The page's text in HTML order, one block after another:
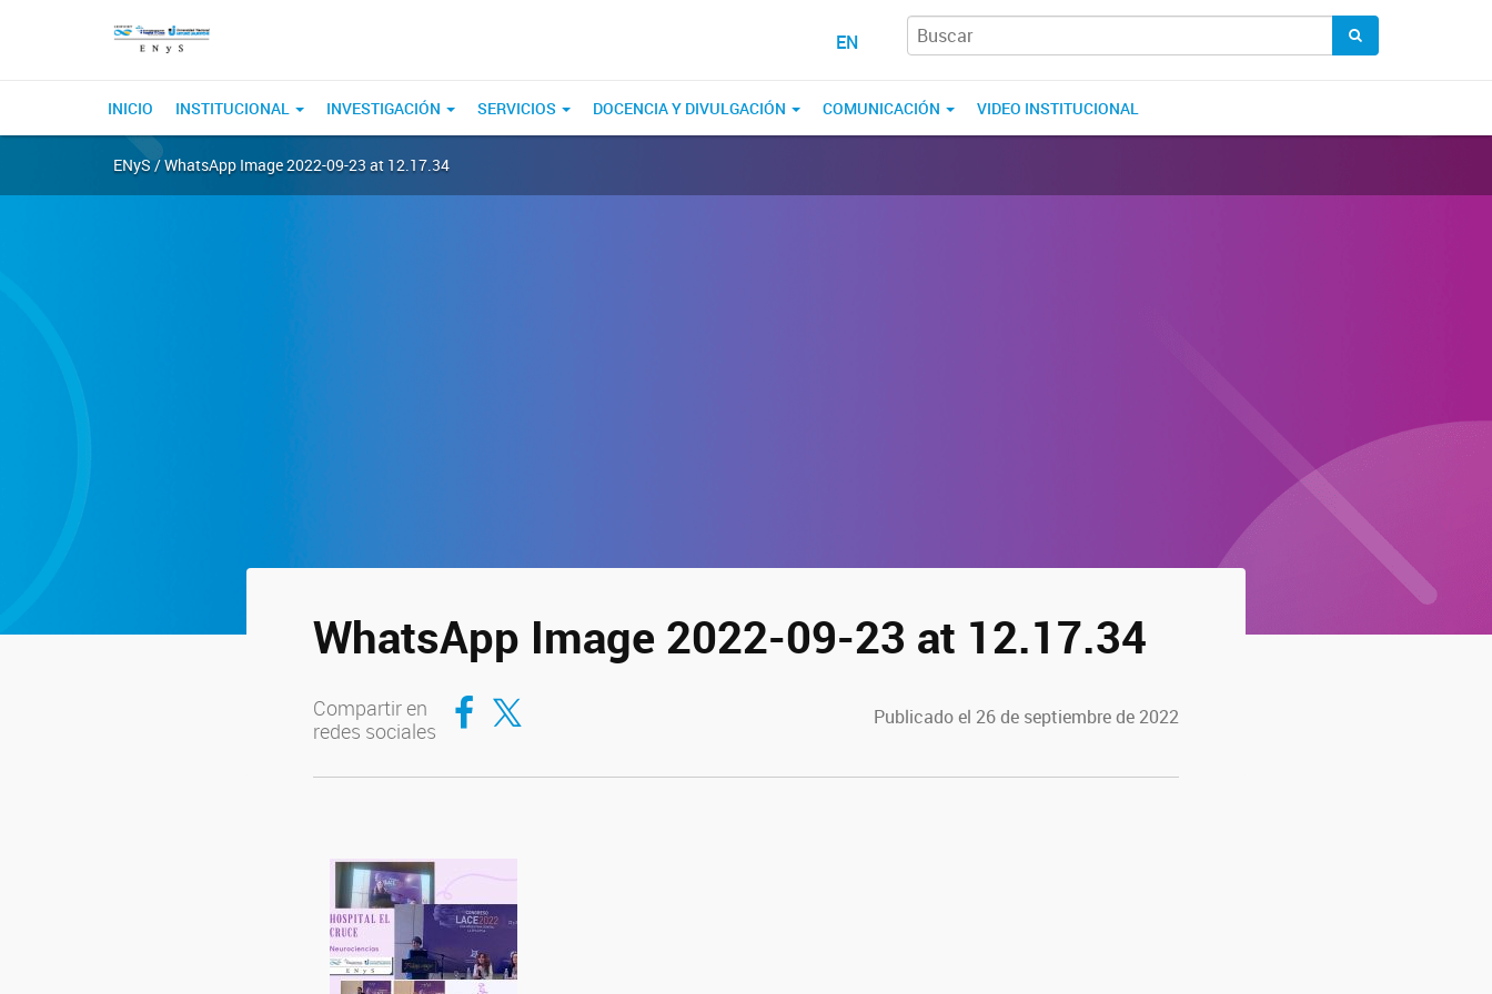
EN
INICIO INSTITUCIONAL INVESTIGACIÓN SERVICIOS DOCENCIA Y DIVULGACIÓN COMUNICACIÓN VIDEO INSTITUCIONAL
ENyS/ WhatsApp Image 2022-09-23 at 12.17.34
WhatsApp Image 2022-09-23 at 12.17.34
Compartir en
redes sociales
Compartir en Facebook
Compartir en Twitter Publicado el 26 de septiembre de 2022